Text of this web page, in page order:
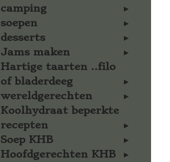
camping
soepen
desserts
Jams maken
Hartige taarten ..filo
of bladerdeeg
wereldgerechten
Koolhydraat beperkte
recepten
Soep KHB
Hoofdgerechten KHB